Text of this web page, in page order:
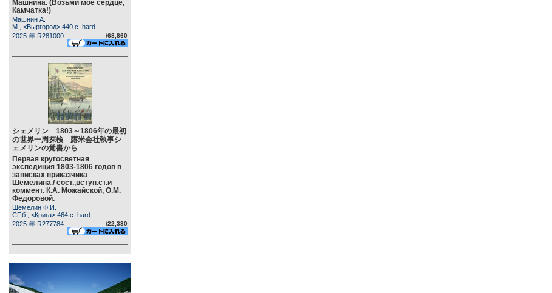
Машнина. (Возьми мое сердце,
Камчатка!)
Машнин А.
М., <Выргород> 440 c. hard
2025 年 R281000
\68,860
シェメリン 1803～1806年の最初
の世界一周探検 露米会社執事シ
ェメリンの覚書から
Первая кругосветная
экспедиция 1803-1806 годов в
записках приказчика
Шемелина./ сост.,вступ.ст.и
коммент. К.А. Можайской, О.М.
Федоровой.
Шемелин Ф.И.
СПб., <Крига> 464 c. hard
2025 年 R277784
\22,330